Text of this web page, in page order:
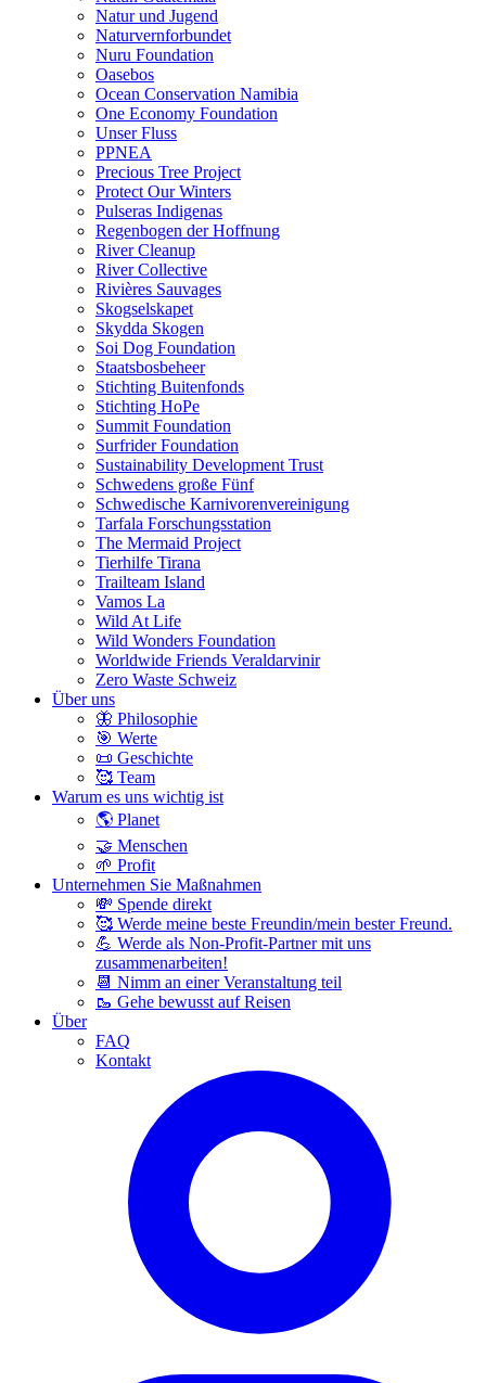
Natur und Jugend
Naturvernforbundet
Nuru Foundation
Oasebos
Ocean Conservation Namibia
One Economy Foundation
Unser Fluss
PPNEA
Precious Tree Project
Protect Our Winters
Pulseras Indigenas
Regenbogen der Hoffnung
River Cleanup
River Collective
Rivières Sauvages
Skogselskapet
Skydda Skogen
Soi Dog Foundation
Staatsbosbeheer
Stichting Buitenfonds
Stichting HoPe
Summit Foundation
Surfrider Foundation
Sustainability Development Trust
Schwedens große Fünf
Schwedische Karnivorenvereinigung
Tarfala Forschungsstation
The Mermaid Project
Tierhilfe Tirana
Trailteam Island
Vamos La
Wild At Life
Wild Wonders Foundation
Worldwide Friends Veraldarvinir
Zero Waste Schweiz
Über uns
🦋 Philosophie
🎯 Werte
📜 Geschichte
🥰 Team
Warum es uns wichtig ist
🌎 Planet
🤝 Menschen
🌱 Profit
Unternehmen Sie Maßnahmen
💸 Spende direkt
🥰 Werde meine beste Freundin/mein bester Freund.
💪 Werde als Non-Profit-Partner mit uns
zusammenarbeiten!
📆 Nimm an einer Veranstaltung teil
🥾 Gehe bewusst auf Reisen
Über
FAQ
Kontakt